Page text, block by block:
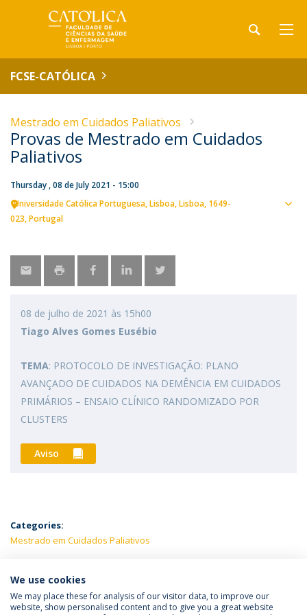
FCSE-CATÓLICA
Mestrado em Cuidados Paliativos
Provas de Mestrado em Cuidados
Paliativos
Thursday , 08 de July 2021 - 15:00
Universidade Católica Portuguesa Lisboa Lisboa 1649-
023 Portugal
08 de julho de 2021 às 15h00
Tiago Alves Gomes Eusébio
TEMA: PROTOCOLO DE INVESTIGAÇÃO: PLANO
AVANÇADO DE CUIDADOS NA DEMÊNCIA EM CUIDADOS
PRIMÁRIOS – ENSAIO CLÍNICO RANDOMIZADO POR
CLUSTERS
Aviso
Categories:
Mestrado em Cuidados Paliativos
LATEST NEWS
We use cookies
We may place these for analysis of our visitor data, to improve our
website, show personalised content and to give you a great website